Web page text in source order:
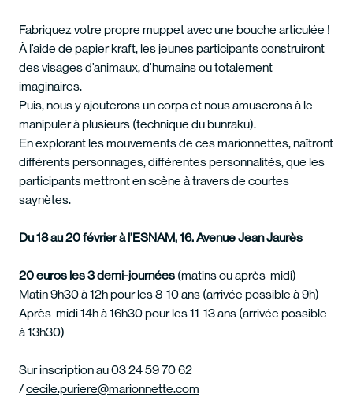
Fabriquez votre propre muppet avec une bouche articulée !
À l’aide de papier kraft, les jeunes participants construiront
des visages d’animaux, d’humains ou totalement
imaginaires.
Puis, nous y ajouterons un corps et nous amuserons à le
manipuler à plusieurs (technique du bunraku).
En explorant les mouvements de ces marionnettes, naîtront
différents personnages, différentes personnalités, que les
participants mettront en scène à travers de courtes
saynètes.
Du 18 au 20 février à l’ESNAM, 16. Avenue Jean Jaurès
20 euros les 3 demi-journées (matins ou après-midi)
Matin 9h30 à 12h pour les 8-10 ans (arrivée possible à 9h)
Après-midi 14h à 16h30 pour les 11-13 ans (arrivée possible
à 13h30)
Sur inscription au 03 24 59 70 62
/cecile.puriere@marionnette.com